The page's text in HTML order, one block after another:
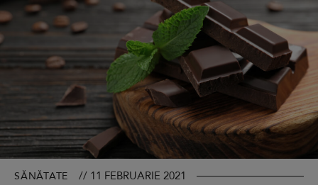
SĂNĂTATE // 11 FEBRUARIE 2021